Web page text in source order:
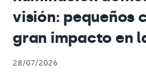
visión: pequeños
gran impacto en
28/07/2026